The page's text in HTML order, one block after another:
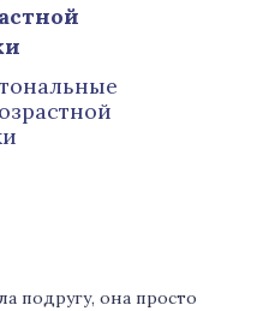
подругу, она просто